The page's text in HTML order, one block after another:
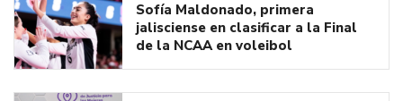
Sofía Maldonado, primera
jalisciense en clasificar a la Final
de la NCAA en voleibol